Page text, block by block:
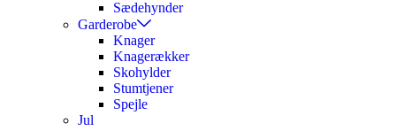
Sædehynder
Garderobe
Knager
Knagerækker
Skohylder
Stumtjener
Spejle
Jul